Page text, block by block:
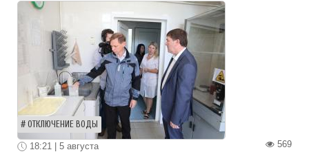
ОТКЛЮЧЕНИЕ ВОДЫ
569
18:21 | 5 августа